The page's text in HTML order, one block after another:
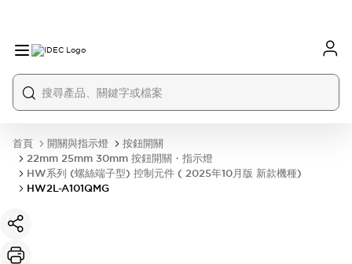
首頁 開關與指示燈
按鈕開關
22mm 25mm 30mm 按鈕開關・指示燈
HW系列 (螺絲端子型) 控制元件 ( 2025年10月版 新款機種)
HW2L-A101QMG